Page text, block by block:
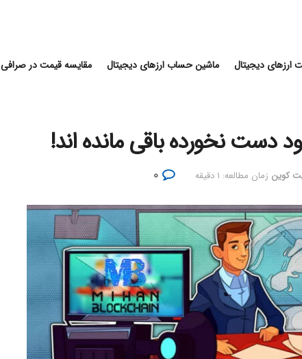
ارزهای دیجیتال ماشین حساب ارزهای دیجیتال مقایسه قیمت در صرافی
کوین زمان مطالعه: ۱ دقیقه